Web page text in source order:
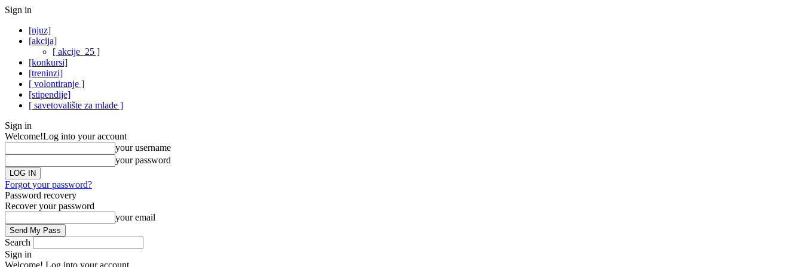
Sign in
[njuz]
[akcija]
[ akcije_25 ]
[konkursi]
[treninzi]
[ volontiranje ]
[stipendije]
[ savetovalište za mlade ]
Sign in
Welcome!Log into your account
your username
your password
Forgot your password?
Password recovery
Recover your password
your email
Search
Sign in
Welcome! Log into your account